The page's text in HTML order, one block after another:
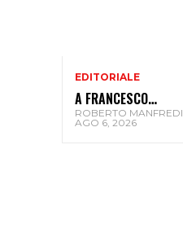
EDITORIALE
A FRANCESCO…
ROBERTO MANFREDI
AGO 6, 2026